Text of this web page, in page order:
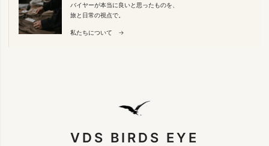
バイヤーが本当に良いと思ったものを、
旅と日常の視点で。
私たちについて →
VDS BIRDS EYE